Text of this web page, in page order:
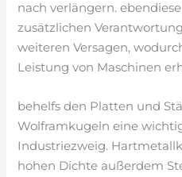
nach verlängern.
zusätzlichen
weiteren Versagen,
Leistung von Maschinen
behelfs den Platten und
Wolframkugeln eine
Industriezweig.
hohen Dichte außerdem